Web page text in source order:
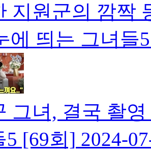
지원군의 깜짝
에 띄는 그녀들
그녀, 결국 촬
5 [69회] 2024-